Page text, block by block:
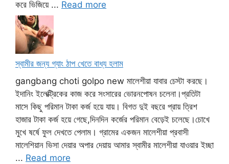
করে ভিজিয়ে ... Read more
স্বামীর জন্য গ্যাং ঠাপ খেতে বাধ্য হলাম
gangbang choti golpo new মালেশীয়া যাবার চেস্টা করছে।
ইদানিং ইলেক্ট্রিকের কাজ করে সংসারের ভোরনপোষন চলেনা।প্রতিটা
মাসে কিছু পরিমান টাকা কর্জ হয়ে যায়। বিগত দুই বছরে প্রায় ত্রিশ
হাজার টাকা কর্জ হয়ে গেছে,দিনদিন কর্জের পরিমান বেড়েই চলেছে।চোখে
মুখে ষর্ষে ফুল দেখতে পেলাম। গ্রামের একজন মালেশীয়া প্রবাসী
মালেশিয়ান ভিসা দেয়ার অপার দেয়ায় আমার স্বামীর মালেশীয়া যাওয়ার ইচ্ছা
... Read more